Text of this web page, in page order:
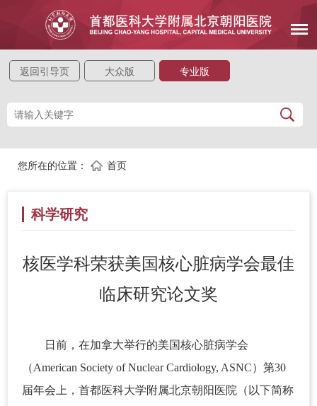
返回引导页 大众版 专业版
您所在的位置： 首页
科学研究
核医学科荣获美国核心脏病学会最佳
临床研究论文奖
日前，在加拿大举行的美国核心脏病学会
（American Society of Nuclear Cardiology, ASNC）第30
届年会上，首都医科大学附属北京朝阳医院（以下简称